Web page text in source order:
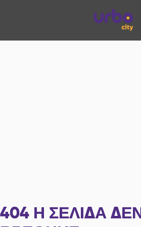
404 Η ΣΕΛΊΔΑ ΔΕΝ